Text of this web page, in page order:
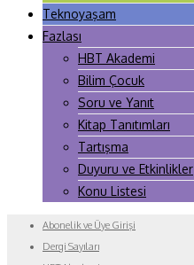
Teknoyaşam
Fazlası
HBT Akademi
Bilim Çocuk
Soru ve Yanıt
Kitap Tanıtımları
Tartışma
Duyuru ve Etkinlikler
Konu Listesi
Abonelik ve Üye Girişi
Dergi Sayıları